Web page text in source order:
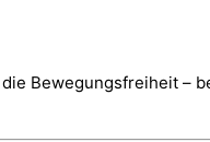
Bewegungsfreiheit –